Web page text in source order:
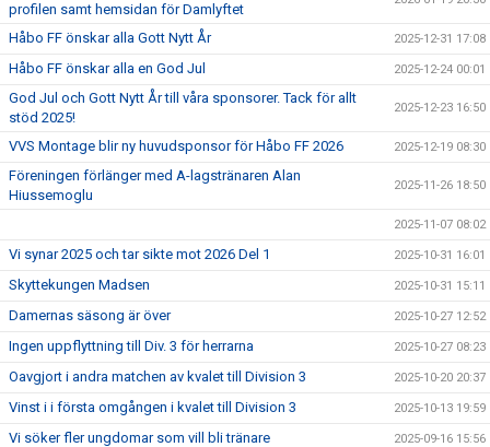
profilen samt hemsidan för Damlyftet
Håbo FF önskar alla Gott Nytt År 2025-12-31 17:08
Håbo FF önskar alla en God Jul 2025-12-24 00:01
God Jul och Gott Nytt År till våra sponsorer. Tack för allt
stöd 2025!
2025-12-23 16:50
VVS Montage blir ny huvudsponsor för Håbo FF 2026 2025-12-19 08:30
Föreningen förlänger med A-lagstränaren Alan
Hiussemoglu
2025-11-26 18:50
2025-11-07 08:02
Vi synar 2025 och tar sikte mot 2026 Del 1 2025-10-31 16:01
Skyttekungen Madsen 2025-10-31 15:11
Damernas säsong är över 2025-10-27 12:52
Ingen uppflyttning till Div. 3 för herrarna 2025-10-27 08:23
Oavgjort i andra matchen av kvalet till Division 3 2025-10-20 20:37
Vinst i i första omgången i kvalet till Division 3 2025-10-13 19:59
Vi söker fler ungdomar som vill bli tränare 2025-09-16 15:56